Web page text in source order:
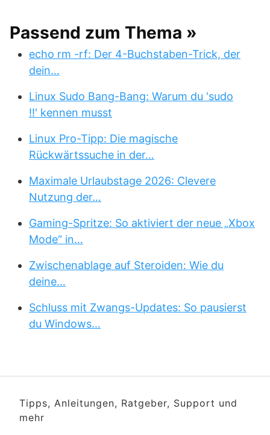
Passend zum Thema »
echo rm -rf: Der 4-Buchstaben-Trick, der
dein…
Linux Sudo Bang-Bang: Warum du 'sudo
!!' kennen musst
Linux Pro-Tipp: Die magische
Rückwärtssuche in der…
Maximale Urlaubstage 2026: Clevere
Nutzung der…
Gaming-Spritze: So aktiviert der neue „Xbox
Mode“ in…
Zwischenablage auf Steroiden: Wie du
deine…
Schluss mit Zwangs-Updates: So pausierst
du Windows…
Tipps, Anleitungen, Ratgeber, Support und
mehr